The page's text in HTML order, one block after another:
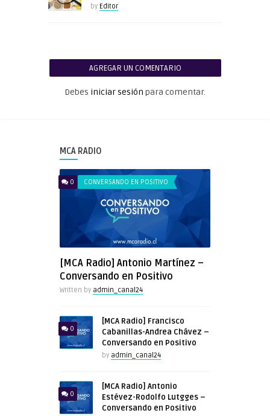
by Editor
AGREGAR UN COMENTARIO
Debes iniciar sesión para comentar.
MCA RADIO
0 CONVERSANDO EN POSITIVO
[MCA Radio] Antonio Martínez –
Conversando en Positivo
Written by admin_canal24
0
[MCA Radio] Francisco
Cabanillas-Andrea Chávez –
Conversando en Positivo
by admin_canal24
0
[MCA Radio] Antonio
Estévez-Rodolfo Lutgges –
Conversando en Positivo